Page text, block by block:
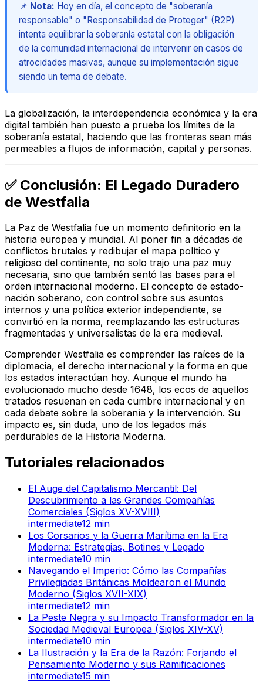
📌 Nota: Hoy en día, el concepto de "soberanía
responsable" o "Responsabilidad de Proteger" (R2P)
intenta equilibrar la soberanía estatal con la obligación
de la comunidad internacional de intervenir en casos de
atrocidades masivas, aunque su implementación sigue
siendo un tema de debate.
La globalización, la interdependencia económica y la era
digital también han puesto a prueba los límites de la
soberanía estatal, haciendo que las fronteras sean más
permeables a flujos de información, capital y personas.
✅ Conclusión: El Legado Duradero
de Westfalia
La Paz de Westfalia fue un momento definitorio en la
historia europea y mundial. Al poner fin a décadas de
conflictos brutales y redibujar el mapa político y
religioso del continente, no solo trajo una paz muy
necesaria, sino que también sentó las bases para el
orden internacional moderno. El concepto de estado-
nación soberano, con control sobre sus asuntos
internos y una política exterior independiente, se
convirtió en la norma, reemplazando las estructuras
fragmentadas y universalistas de la era medieval.
Comprender Westfalia es comprender las raíces de la
diplomacia, el derecho internacional y la forma en que
los estados interactúan hoy. Aunque el mundo ha
evolucionado mucho desde 1648, los ecos de aquellos
tratados resuenan en cada cumbre internacional y en
cada debate sobre la soberanía y la intervención. Su
impacto es, sin duda, uno de los legados más
perdurables de la Historia Moderna.
Tutoriales relacionados
El Auge del Capitalismo Mercantil: Del
Descubrimiento a las Grandes Compañías
Comerciales (Siglos XV-XVIII)
intermediate12 min
Los Corsarios y la Guerra Marítima en la Era
Moderna: Estrategias, Botines y Legado
intermediate10 min
Navegando el Imperio: Cómo las Compañías
Privilegiadas Británicas Moldearon el Mundo
Moderno (Siglos XVII-XIX)
intermediate12 min
La Peste Negra y su Impacto Transformador en la
Sociedad Medieval Europea (Siglos XIV-XV)
intermediate10 min
La Ilustración y la Era de la Razón: Forjando el
Pensamiento Moderno y sus Ramificaciones
intermediate15 min